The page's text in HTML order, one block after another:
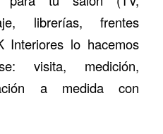
librerías, frentes
Interiores lo hacemos
visita, medición,
a medida con